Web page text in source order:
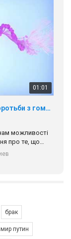
01:01
17 травня IDAHO. Міжнародний день боротьби з гомофобією трансфобією і біфобія.
можливості
про те, що
ми
рівності та
підрозділи
брак
путин